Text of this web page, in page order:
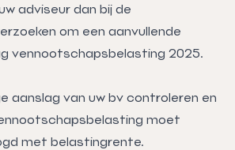
adviseur dan bij de
om een aanvullende
vennootschapsbelasting 2025.
aanslag van uw bv controleren en
moet
met belastingrente.